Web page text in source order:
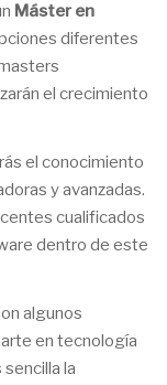
Máster en
diferentes
el crecimiento
el conocimiento
y avanzadas.
cualificados
dentro de este
algunos
en tecnología
la